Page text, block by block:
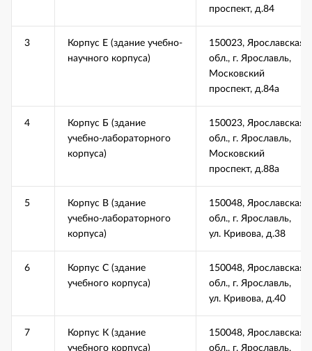
проспект, д.84
3
Корпус Е (здание учебно-
научного корпуса)
150023, Ярославская
обл., г. Ярославль,
Московский
проспект, д.84а
4
Корпус Б (здание
учебно-лабораторного
корпуса)
150023, Ярославская
обл., г. Ярославль,
Московский
проспект, д.88а
5
Корпус В (здание
учебно-лабораторного
корпуса)
150048, Ярославская
обл., г. Ярославль,
ул. Кривова, д.38
6
Корпус С (здание
учебного корпуса)
150048, Ярославская
обл., г. Ярославль,
ул. Кривова, д.40
7
Корпус К (здание
учебного корпуса)
150048, Ярославская
обл., г. Ярославль,